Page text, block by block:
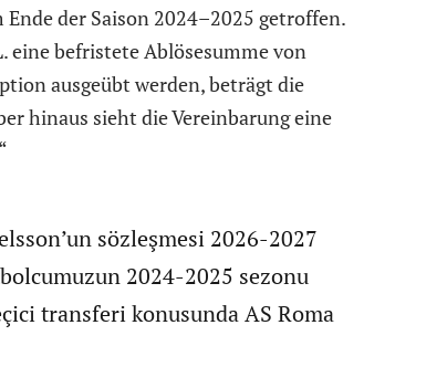
der Saison 2024–2025 getroffen.
eine befristete Ablösesumme von
ausgeübt werden, beträgt die
hinaus sieht die Vereinbarung eine
sözleşmesi 2026-2027
2024-2025 sezonu
transferi konusunda AS Roma